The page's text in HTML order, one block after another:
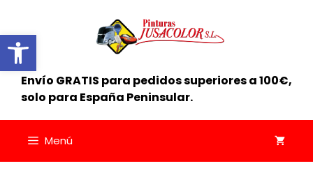
Abrir barra de herramientas
contenido
Envío GRATIS para pedidos superiores a 100€,
solo para España Peninsular.
Menú